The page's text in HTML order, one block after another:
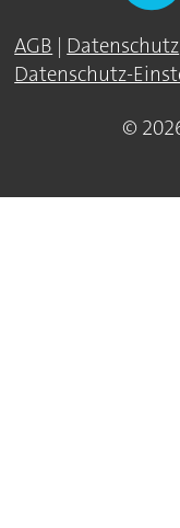
AGB | Datenschutz
Datenschutz-
©